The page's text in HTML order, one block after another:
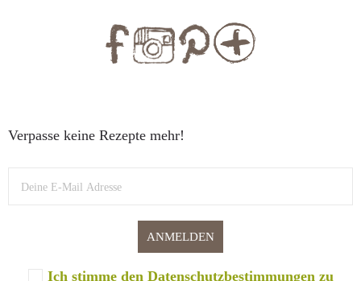
Verpasse keine Rezepte mehr!
Ich stimme den Datenschutzbestimmungen zu